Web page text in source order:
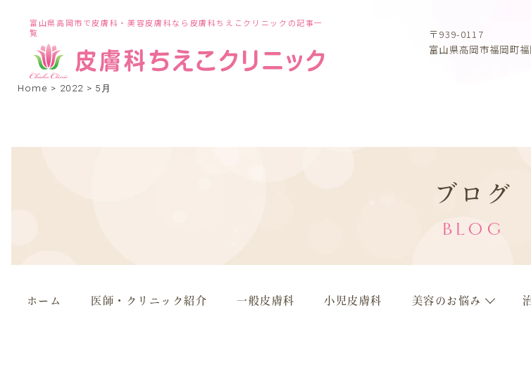
富山県高岡市で皮膚科・美容皮膚科なら皮膚科ちえこクリニックの記事一
覧
〒939-0117
富山県高岡市福岡町
Home > 2022 > 5月
ブログ
BLOG
ホーム 医師・クリニック紹介 一般皮膚科 小児皮膚科 美容のお悩み